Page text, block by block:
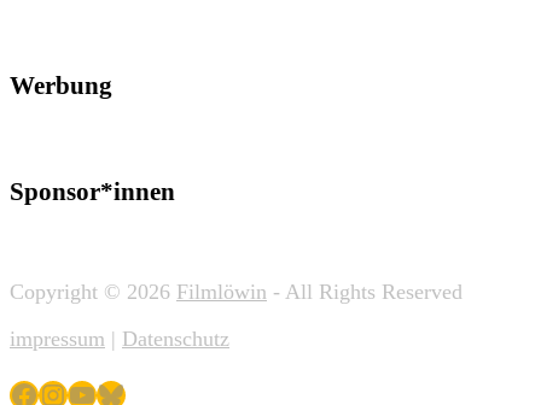
Werbung
Sponsor*innen
Copyright © 2026 Filmlöwin - All Rights Reserved
impressum | Datenschutz
Facebook
Instagram
YouTube
Bluesky